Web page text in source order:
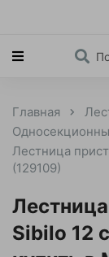
Главная
Лестница
(129109)
Sibilo 12